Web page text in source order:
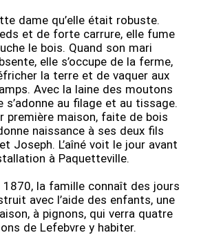
dame qu’elle était robuste.
et de forte carrure, elle fume
le bois. Quand son mari
elle s’occupe de la ferme,
la terre et de vaquer aux
Avec la laine des moutons
s’adonne au filage et au tissage.
première maison, faite de bois
naissance à ses deux fils
Joseph. L’aîné voit le jour avant
à Paquetteville.
1870, la famille connaît des jours
avec l’aide des enfants, une
à pignons, qui verra quatre
de Lefebvre y habiter.